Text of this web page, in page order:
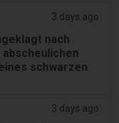
3 days ago
nach
schwarzen
3 days ago